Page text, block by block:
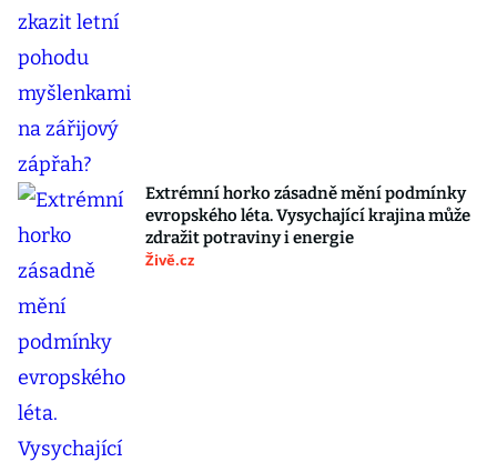
Extrémní horko zásadně mění podmínky
evropského léta. Vysychající krajina může
zdražit potraviny i energie
Živě.cz